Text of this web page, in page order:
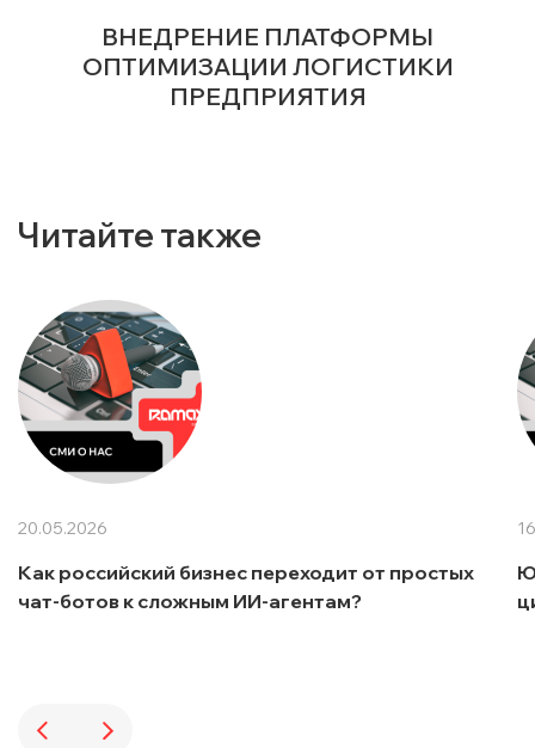
ВНЕДРЕНИЕ ПЛАТФОРМЫ
ОПТИМИЗАЦИИ ЛОГИСТИКИ
ПРЕДПРИЯТИЯ
Читайте также
20.05.2026
Как российский бизнес переходит от простых
чат-ботов к сложным ИИ-агентам?